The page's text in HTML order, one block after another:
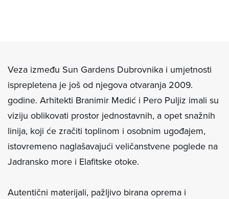
Veza između Sun Gardens Dubrovnika i umjetnosti
isprepletena je još od njegova otvaranja 2009.
godine. Arhitekti Branimir Medić i Pero Puljiz imali su
viziju oblikovati prostor jednostavnih, a opet snažnih
linija, koji će zračiti toplinom i osobnim ugođajem,
istovremeno naglašavajući veličanstvene poglede na
Jadransko more i Elafitske otoke.
Autentični materijali, pažljivo birana oprema i